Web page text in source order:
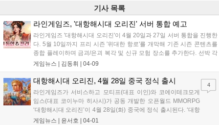
기사 목록
라인게임즈, '대항해시대 오리진' 서버 통합 예고
라인게임즈 '대항해시대 오리진'이 4월 20일과 27일 서버 통합을 진행한
다. 5월 10일까지 프리 시즌 '위대한 항로'를 개막해 기존 시즌 콘텐츠를
종합 플레이하며 금괴/은괴 복각 및 신규 모험 장소를 추가한다. 선박 각
인 기능과 5월 12일까지 주화를 얻는 이벤트도 열린다....
게임뉴스 | 김동휘 04-09
대항해시대 오리진, 4월 28일 중국 정식 출시
라인게임즈가 서비스하고 모티프(대표 이인)와 코에이테크모게
임스(대표 코이누마 히사시)가 공동 개발한 오픈월드 MMORPG
‘대항해시대 오리진’이 4월 28일(화) 중국에 정식 출시된다. ‘대항
해시대 오리진’은 16세기 대항해시대에서 펼쳐지는 무역, 전투,
게임뉴스 | 윤서호 04-01
4